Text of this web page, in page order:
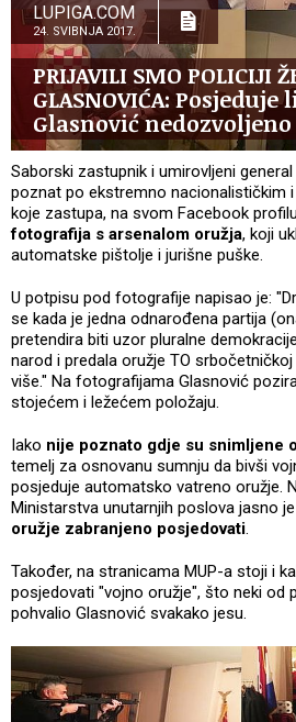
LUPIGA.COM
24. SVIBNJA 2017.
PRIJAVILI SMO POLICIJI
GLASNOVIĆA:
Glasnović
Saborski zastupnik i umirovljeni general
poznat po ekstremno nacionalističkim
koje zastupa, na svom Facebook
fotografija s arsenalom oružja, koji
automatske pištolje i jurišne puške.
U potpisu pod fotografije napisao je:
se kada je jedna odnarođena partija
pretendira biti uzor pluralne
narod i predala oružje TO srbočetničkoj
više." Na fotografijama Glasnović
stojećem i ležećem položaju.
Iako nije poznato gdje su snimljene
temelj za osnovanu sumnju da bivši
posjeduje automatsko vatreno oružje.
Ministarstva unutarnjih poslova jasno
oružje zabranjeno posjedovati.
Također, na stranicama MUP-a stoji i
posjedovati "vojno oružje", što neki od
pohvalio Glasnović svakako jesu.